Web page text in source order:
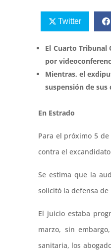
Twitter
El Cuarto Tribunal
por
Mientras, el
suspensión de
En Estrado
Para el próximo 5
contra el
Se estima que la
solicitó la defensa de
El juicio estaba
marzo, sin
sanitaria, los